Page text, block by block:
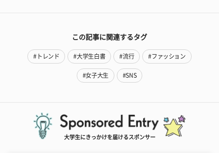
この記事に関連するタグ
#トレンド #大学生白書 #流行 #ファッション
#女子大生 #SNS
大学生にきっかけを届けるスポンサー